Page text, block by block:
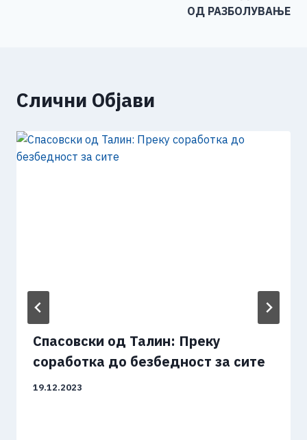
ОД РАЗБОЛУВАЊЕ
Слични Објави
Спасовски од Талин: Преку
соработка до безбедност за сите
19.12.2023